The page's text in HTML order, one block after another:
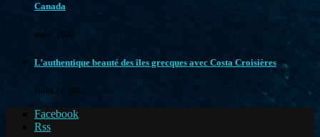
Canada
mai 6, 2022
L’authentique beauté des îles grecques avec Costa Croisières
juillet 24, 2023
Facebook
Rss